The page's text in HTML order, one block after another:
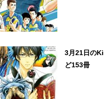
3月21日の
ど153冊